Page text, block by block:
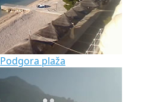
Podgora plaža